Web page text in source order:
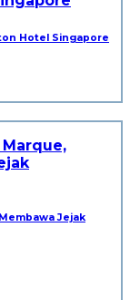
Hotel Singapore
Jejak